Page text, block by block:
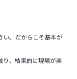
い。だからこそ基本が
り、結果的に現場が楽